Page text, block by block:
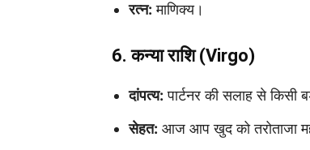
रत्न: माणिक्य।
6. कन्या राशि (Virgo)
दांपत्य: पार्टनर की सलाह से किसी
सेहत: आज आप खुद को तरोताजा